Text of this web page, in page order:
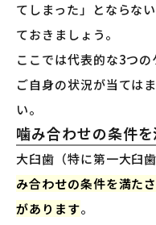
てしまった」とならな
ておきましょう。
ここでは代表的な3つの
ご自身の状況が当ては
い。
噛み合わせの条件
大臼歯（特に第一大臼
み合わせの条件を満た
があります。